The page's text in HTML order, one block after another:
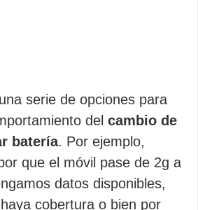
serie de opciones para
del cambio de
batería. Por ejemplo,
que el móvil pase de 2g a
datos disponibles,
cobertura o bien por